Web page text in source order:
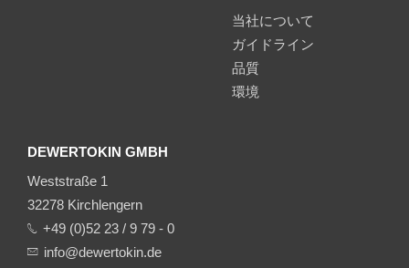
当社について
ガイドライン
品質
環境
DEWERTOKIN GMBH
Weststraße 1
32278 Kirchlengern
+49 (0)52 23 / 9 79 - 0
info@dewertokin.de